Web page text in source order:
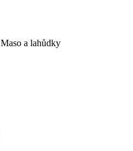
Maso a lahůdky